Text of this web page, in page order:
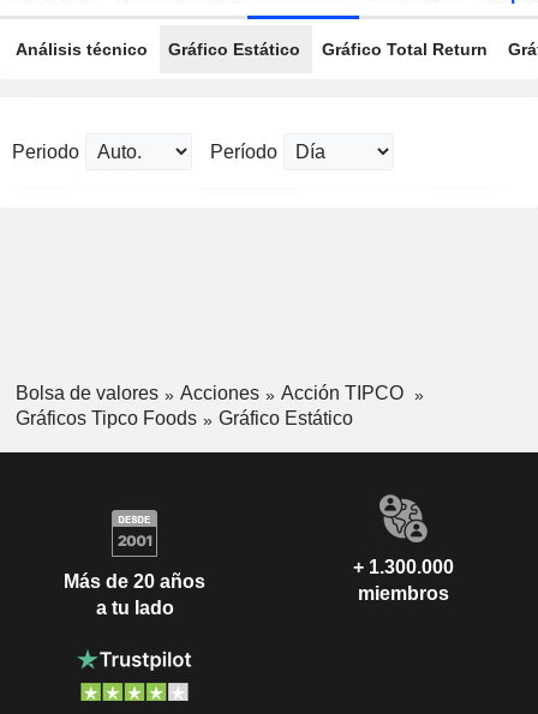
Análisis técnico Gráfico Estático Gráfico Total Return
Periodo Período
Bolsa de valores Acciones
Acción TIPCO
Gráficos Tipco Foods
Gráfico Estático
Más de 20 años
a tu lado
+ 1.300.000
miembros